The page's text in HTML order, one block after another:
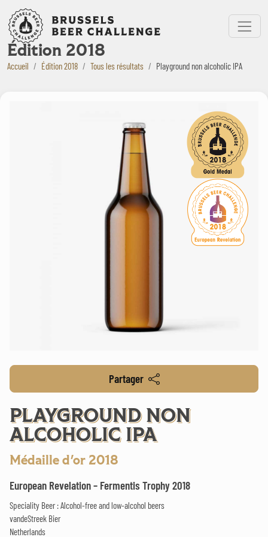
Bruxelles Beer Challenge
Menu
Édition 2018
Accueil Édition 2018 Tous les résultats Playground non alcoholic IPA
Partager
PLAYGROUND NON
ALCOHOLIC IPA
Médaille d'or 2018
European Revelation – Fermentis Trophy 2018
Speciality Beer : Alcohol-free and low-alcohol beers
vandeStreek Bier
Netherlands